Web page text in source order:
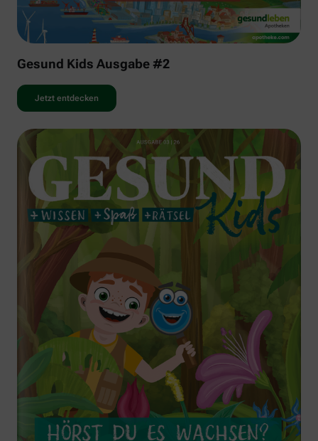
Gesund Kids Ausgabe #2
Jetzt entdecken